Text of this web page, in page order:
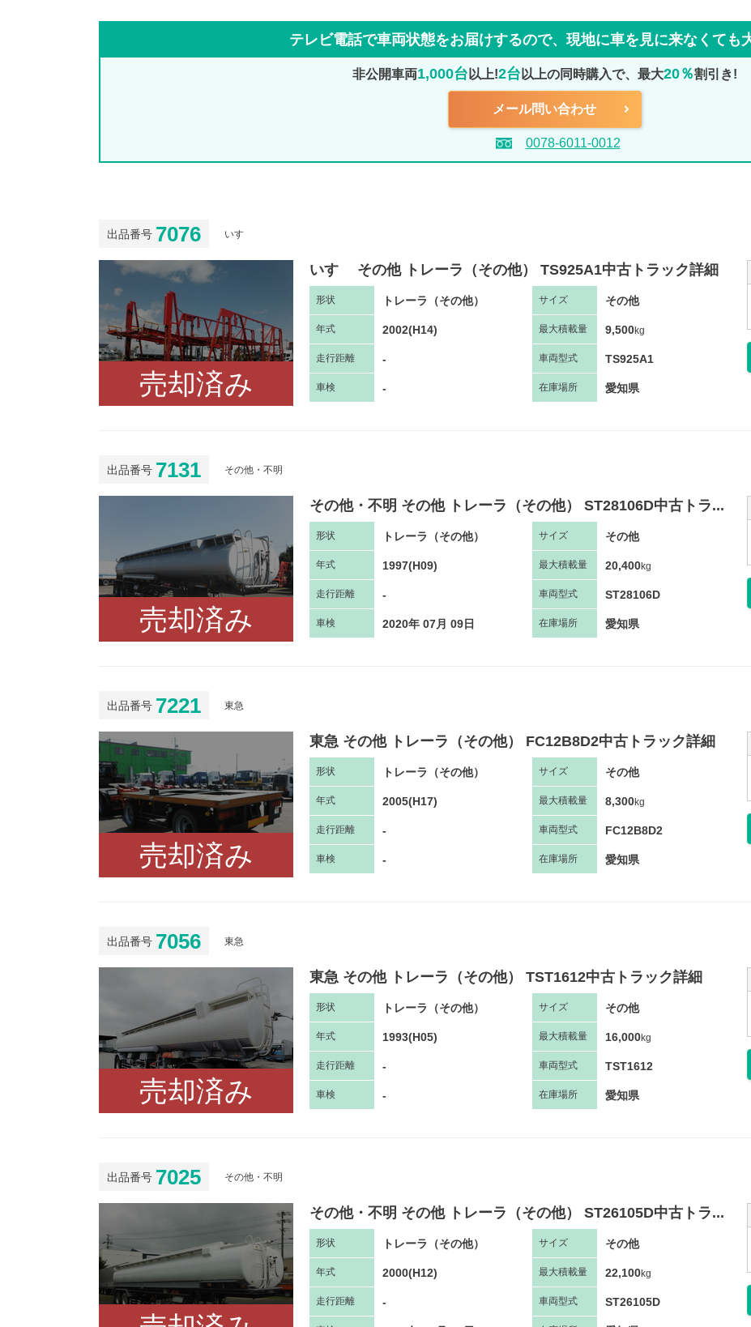
テレビ電話で車両状態をお届けするので、 現地に車を見に来なくても
非公開車両1,000台 以上!2台 以上の同時購入で、最大20％割引き!
メール問い合わせ
0078-6011-0012
出品番号 7076 いすゞ
売却済み
いすゞ その他 トレーラ（その他） TS925A1中古トラック詳細
形状 トレーラ（その他） サイズ その他
年式 2002(H14) 最大積載量 9,500kg
走行距離 - 車両型式 TS925A1
車検 - 在庫場所 愛知県
出品番号 7131 その他・不明
売却済み
その他・不明 その他 トレーラ（その他） ST28106D中古トラ...
形状 トレーラ（その他） サイズ その他
年式 1997(H09) 最大積載量 20,400kg
走行距離 - 車両型式 ST28106D
車検 2020年 07月 09日 在庫場所 愛知県
出品番号 7221 東急
売却済み
東急 その他 トレーラ（その他） FC12B8D2中古トラック詳細
形状 トレーラ（その他） サイズ その他
年式 2005(H17) 最大積載量 8,300kg
走行距離 - 車両型式 FC12B8D2
車検 - 在庫場所 愛知県
出品番号 7056 東急
売却済み
東急 その他 トレーラ（その他） TST1612中古トラック詳細
形状 トレーラ（その他） サイズ その他
年式 1993(H05) 最大積載量 16,000kg
走行距離 - 車両型式 TST1612
車検 - 在庫場所 愛知県
出品番号 7025 その他・不明
その他・不明 その他 トレーラ（その他） ST26105D中古トラ...
形状 トレーラ（その他） サイズ その他
年式 2000(H12) 最大積載量 22,100kg
走行距離 - 車両型式 ST26105D